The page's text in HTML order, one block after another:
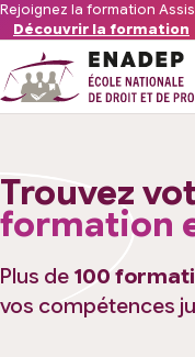
Aller au contenu
Rejoignez la formation
Découvrir la formation
L’organisme
Offres d’emploi
Trouvez
formation
Plus de 100
vos compétences